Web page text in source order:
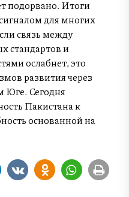
подорвано. Итоги
для многих
связь между
стандартов и
ослабнет, это
развития через
Юге. Сегодня
Пакистана к
основанной на